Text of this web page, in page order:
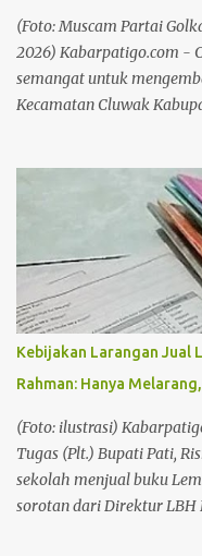
dan tindakan kekerasan
Baca juga: Chandra: Pek...
(Foto: Muscam Partai
2026) Kabarpatigo.com -
semangat untuk
Kecamatan Cluwak
pengurus di wilayah
meningkatkan perolehan
juga: Bersilaturahmi
Sampaikan Apresiasi dan
Muhammadiyah Pati
Ridwan Tutup Usia Dalam
Golkar Kabupaten Pati,
pesan kepada seluruh
tingkat desa agar bekerja
partai. Anggota DPRD
peningkatan suara harus
pada pemilu-p...
Kebijakan Larangan Jual
Rahman: Hanya
(Foto: ilustrasi)
Tugas (Plt.) Bupati Pati,
sekolah menjual buku
sorotan dari Direktur LBH